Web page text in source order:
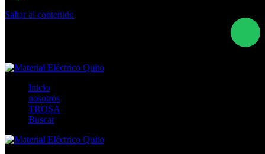
Saltar al contenido
Inicio
nosotros
TROSA
Buscar